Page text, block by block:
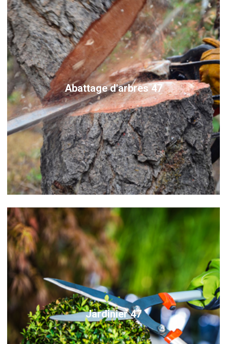
Abattage d'arbres 47
Jardinier 47